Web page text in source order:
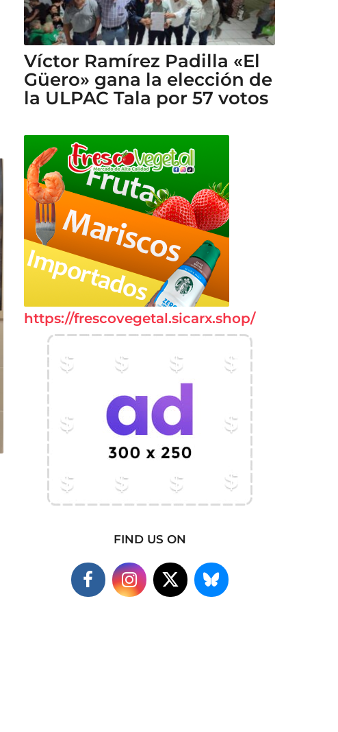
Víctor Ramírez Padilla «El
Güero» gana la elección de
la ULPAC Tala por 57 votos
https://frescovegetal.sicarx.shop/
FIND US ON